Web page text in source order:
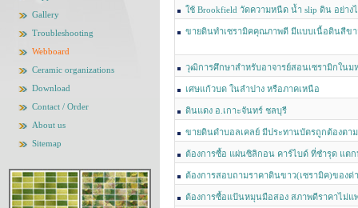
Gallery
Troubleshooting
Webboard
Ceramic organizations
Download
Contact / Order
About us
Sitemap
เยอรมัน
ใช้ Brookfield วัดความหนืด น้ำ slip ดิน อย่าง
ขายดินทำเซรามิคคุณภาพดี มีแบบเนื้อดินสีข
วุฒิการศึกษาสำหรับอาจารย์สอนเซรามิกในม
เศษแก้วบด ในลำปาง หรือภาคเหนือ
ดินแดง อ.เกาะจันทร์ ชลบุรี
ขายดินดำบอลเคลย์ มีประทานบัตรถูกต้องตา
เจ้าของเหมืองมาเองค่ะ
ต้องการซื้อ แผ่นซิลิกอน คาร์ไบด์ ที่ชำรุด แต
ต้องการสอบถามราคาดินขาว(เซรามิค)ของด่
ส่งไหมคะ
ต้องการซื้อแป้นหมุนมือสอง สภาพดีราคาไม่แ